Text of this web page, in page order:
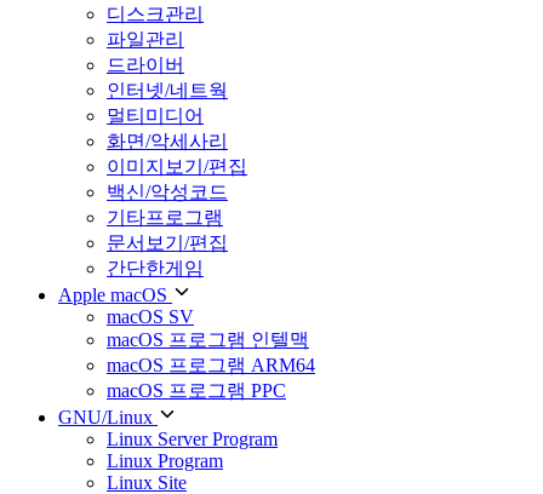
디스크관리
파일관리
드라이버
인터넷/네트웍
멀티미디어
화면/악세사리
이미지보기/편집
백신/악성코드
기타프로그램
문서보기/편집
간단한게임
Apple macOS
macOS SV
macOS 프로그램 인텔맥
macOS 프로그램 ARM64
macOS 프로그램 PPC
GNU/Linux
Linux Server Program
Linux Program
Linux Site